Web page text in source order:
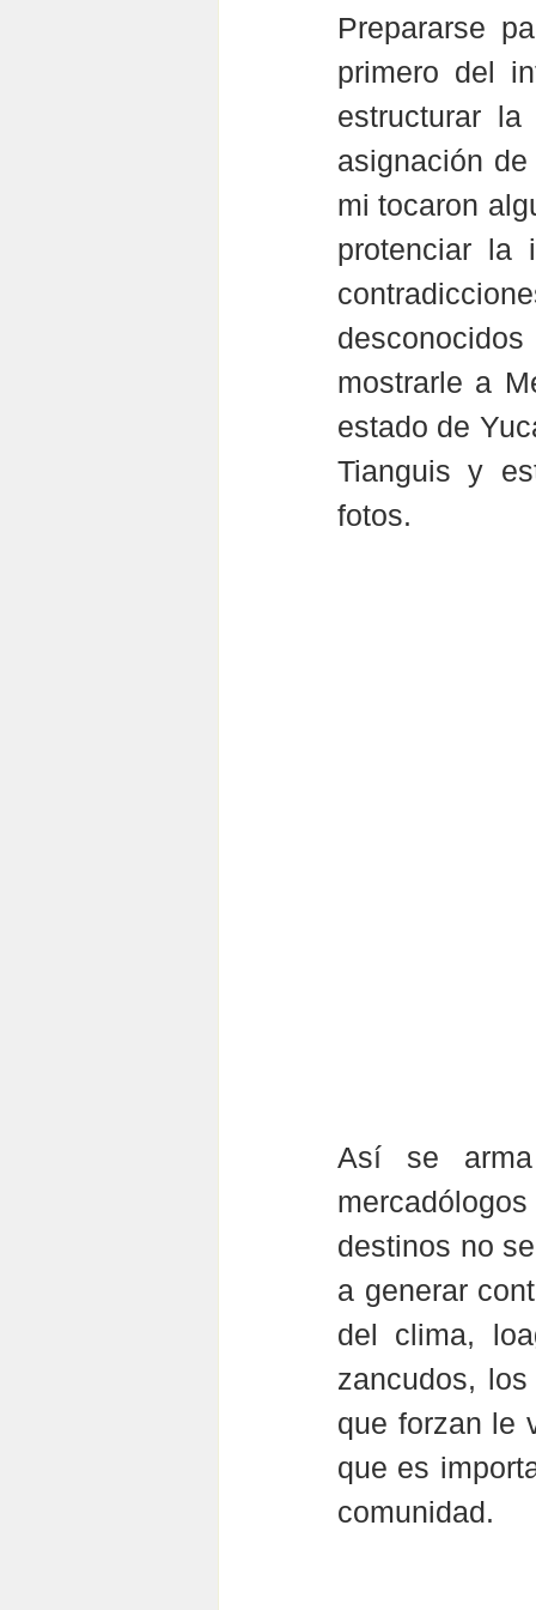
Prepararse
primero del
estructurar
asignación
mi tocaron
protenciar la
mostrarle a
estado de
Tianguis y
fotos.
Así se
destinos no
a generar
del clima,
zancudos,
que forzan le
que es
comunidad.